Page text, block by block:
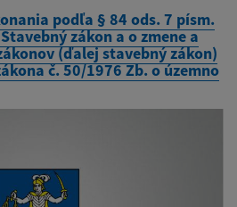
podľa § 84 ods. 7 písm.
zákon a o zmene a
(ďalej stavebný zákon)
č. 50/1976 Zb. o územno